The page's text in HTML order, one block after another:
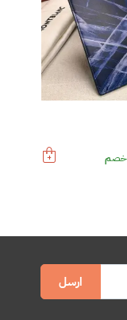
ارسل